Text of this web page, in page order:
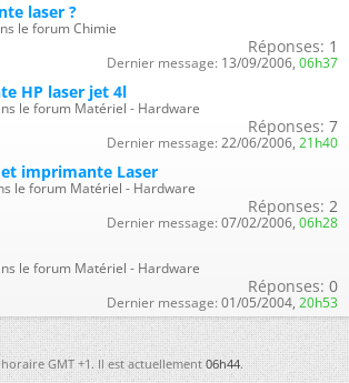
laser ?
le forum Chimie
Réponses: 1
Dernier message: 13/09/2006, 06h37
HP laser jet 4l
le forum Matériel - Hardware
Réponses: 7
Dernier message: 22/06/2006, 21h40
imprimante Laser
le forum Matériel - Hardware
Réponses: 2
Dernier message: 07/02/2006, 06h28
le forum Matériel - Hardware
Réponses: 0
Dernier message: 01/05/2004, 20h53
horaire GMT +1. Il est actuellement06h44.